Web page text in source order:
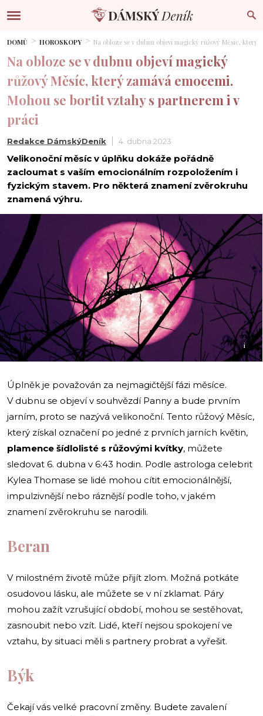
DOMŮ HOROSKOPY Na obloze se v dubnu objeví magický růžový Měsíc,
Na obloze se v dubnu objeví magický
růžový Měsíc, který zamává emocemi.
Mohou se bortit vztahy s partnerem i v
práci
Redakce DámskýDeník 4. dubna 2023
Velikonoční měsíc v úplňku dokáže pořádně
zacloumat s vaším emocionálním rozpoložením i
fyzickým stavem. Pro některá znamení zvěrokruhu
znamená výhru.
i
Úplněk je považován za nejmagičtější fázi měsíce.
V dubnu se objeví v souhvězdí Panny a bude prvním
jarním, proto se nazývá velikonoční. Tento růžový Měsíc,
který získal označení po jedné z prvních jarních květin,
plamence šídlolisté s růžovými kvítky, můžete
sledovat 6. dubna v 6:43 hodin. Podle astrologa celebrit
Kylea Thomase se lidé mohou cítit emocionálnější,
impulzivnější nebo ráznější podle toho, v jakém
znamení zvěrokruhu se narodili.
Beran
V milostném životě může přijít zlom. Možná potkáte
osudovou lásku, ale můžete se v ní zklamat. Páry
mohou zažít vzrušující období, mohou se sestěhovat,
zasnoubit nebo vzít. Lidé, kteří nejsou spokojení ve
vztahu, by situaci měli s partnery probrat a vyřešit.
Býk
Čekají vás velké pracovní změny. Budete zavalení